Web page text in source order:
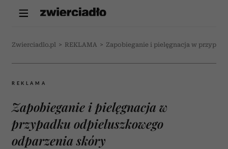
Zwierciadlo.pl > REKLAMA > Zapobieganie i pielęgnacja w
REKLAMA
Zapobieganie i pielęgnacja w
przypadku odpieluszkowego
odparzenia skóry